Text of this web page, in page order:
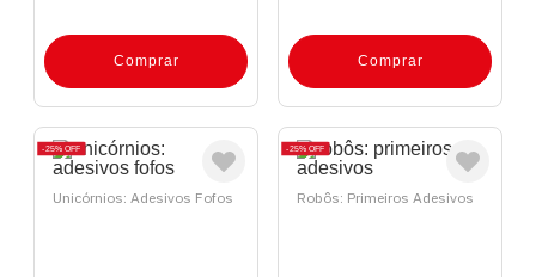
Comprar Comprar
25% OFF
Unicórnios: Adesivos Fofos
25% OFF
Robôs: Primeiros Adesivos